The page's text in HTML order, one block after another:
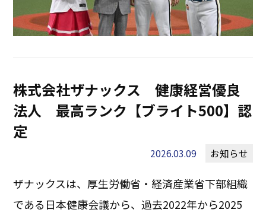
株式会社ザナックス 健康経営優良
法人 最高ランク【ブライト500】認
定
2026.03.09 お知らせ
ザナックスは、厚生労働省・経済産業省下部組織
である日本健康会議から、過去2022年から2025